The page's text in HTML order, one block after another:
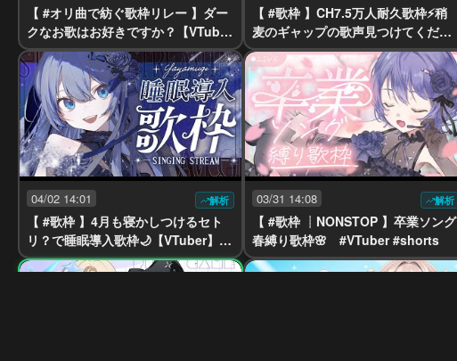
【 #オリ曲で紡ぐ歌枠リレー 】ダー
クなお歌はお好きですか？【VTube
r】【稍麦】
【 #歌枠 】CH7.5万人耐久歌枠⚡稍
麦のギャップの歌声見つけてくださ
い⚡【VTuber】
04/02 14:01 解析
【 #歌枠 】4月も寝かしつけるセト
リ？で睡眠導入歌枠🌙【VTuber】
【稍麦】
03/31 14:08 解析
【 #歌枠 ┊︎NONSTOP 】卒業ソング
春縛り歌枠🌸 #VTuber #shorts